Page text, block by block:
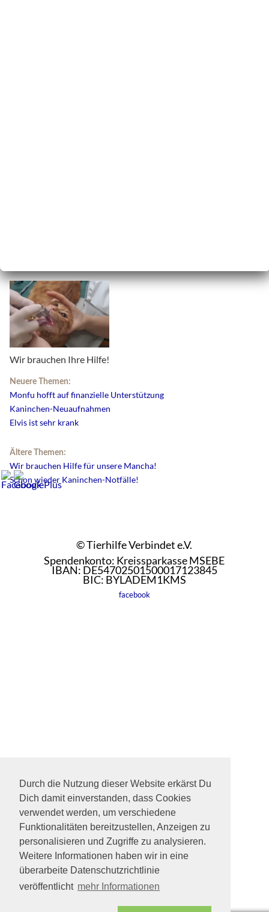
Durch die Nutzung dieser Website erkärst Du
Dich damit einverstanden, dass Cookies
verwendet werden, um verschiedene
Funktionalitäten bereitzustellen, Anzeigen zu
personalisieren und Zugriffe zu analysieren.
Weitere Informationen haben wir in eine
überarbeite Datenschutzrichtlinie
veröffentlicht mehr Informationen
Wir brauchen Ihre Hilfe!
Neuere Themen:
Monfu hofft auf finanzielle Unterstützung
Kaninchen-Neuaufnahmen
Elvis ist sehr krank
Ältere Themen:
Wir brauchen Hilfe für unsere Mancha!
Schon wieder Kaninchen-Notfälle!
© Tierhilfe Verbindet e.V.
Spendenkonto: Kreissparkasse MSEBE
IBAN: DE54702501500017123845
BIC: BYLADEM1KMS
facebook